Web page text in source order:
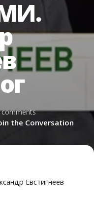
comments
the Conversation
Евстигнеев